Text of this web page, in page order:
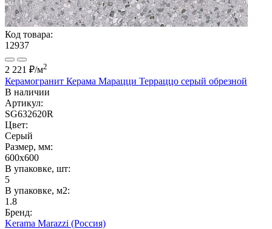
Код товара:
12937
2 221 ₽/м2
Керамогранит Керама Марацци Терраццо серый обрезной
В наличии
Артикул:
SG632620R
Цвет:
Серый
Размер, мм:
600x600
В упаковке, шт:
5
В упаковке, м2:
1.8
Бренд:
Kerama Marazzi (Россия)